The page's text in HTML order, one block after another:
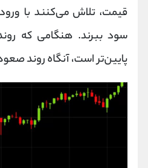
قیمت، تلاش می‌کنند با
سود ببرند. هنگامی که
پایین‌تر است، آنگاه روند